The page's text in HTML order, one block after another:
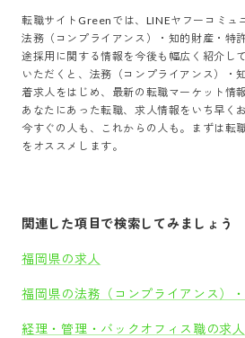
転職サイトGreenでは、 LINEヤフーコミュ
法務（コンプライアンス）・知的財産・特
途採用に関する情報を今後も幅広く紹介し
いただくと、 法務（コンプライアンス）・
着求人をはじめ、最新の転職マーケット情
あなたにあった転職、求人情報をいち早く
今すぐの人も、これからの人も。まずは転
をオススメします。
関連した項目で検索してみましょう
福岡県の求人
福岡県の法務（コンプライアンス）
経理・管理・バックオフィス職の求人